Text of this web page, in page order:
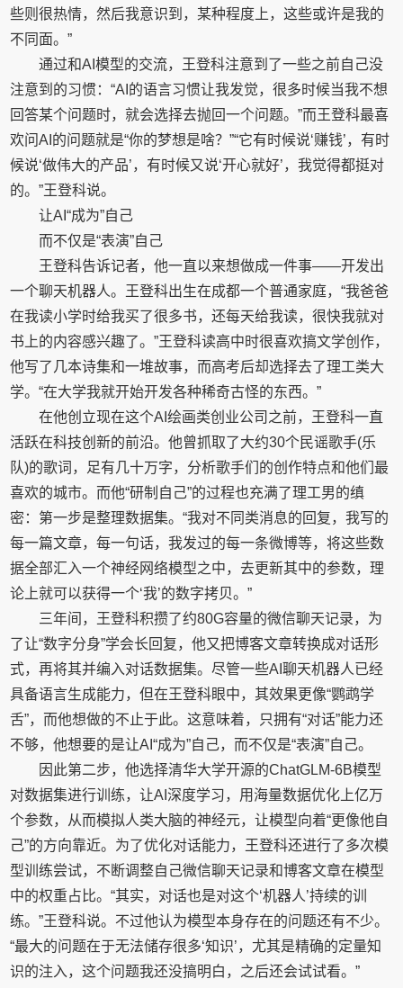
些则很热情，然后我意识到，某种程度上，这些或许是我的
不同面。”
通过和AI模型的交流，王登科注意到了一些之前自己没
注意到的习惯：“AI的语言习惯让我发觉，很多时候当我不想
回答某个问题时，就会选择去抛回一个问题。”而王登科最喜
欢问AI的问题就是“你的梦想是啥？”“它有时候说‘赚钱’，有时
候说‘做伟大的产品’，有时候又说‘开心就好’，我觉得都挺对
的。”王登科说。
让AI“成为”自己
而不仅是“表演”自己
王登科告诉记者，他一直以来想做成一件事——开发出
一个聊天机器人。王登科出生在成都一个普通家庭，“我爸爸
在我读小学时给我买了很多书，还每天给我读，很快我就对
书上的内容感兴趣了。”王登科读高中时很喜欢搞文学创作，
他写了几本诗集和一堆故事，而高考后却选择去了理工类大
学。“在大学我就开始开发各种稀奇古怪的东西。”
在他创立现在这个AI绘画类创业公司之前，王登科一直
活跃在科技创新的前沿。他曾抓取了大约30个民谣歌手(乐
队)的歌词，足有几十万字，分析歌手们的创作特点和他们最
喜欢的城市。而他“研制自己”的过程也充满了理工男的缜
密：第一步是整理数据集。“我对不同类消息的回复，我写的
每一篇文章，每一句话，我发过的每一条微博等，将这些数
据全部汇入一个神经网络模型之中，去更新其中的参数，理
论上就可以获得一个‘我’的数字拷贝。”
三年间，王登科积攒了约80G容量的微信聊天记录，为
了让“数字分身”学会长回复，他又把博客文章转换成对话形
式，再将其并编入对话数据集。尽管一些AI聊天机器人已经
具备语言生成能力，但在王登科眼中，其效果更像“鹦鹉学
舌”，而他想做的不止于此。这意味着，只拥有“对话”能力还
不够，他想要的是让AI“成为”自己，而不仅是“表演”自己。
因此第二步，他选择清华大学开源的ChatGLM-6B模型
对数据集进行训练，让AI深度学习，用海量数据优化上亿万
个参数，从而模拟人类大脑的神经元，让模型向着“更像他自
己”的方向靠近。为了优化对话能力，王登科还进行了多次模
型训练尝试，不断调整自己微信聊天记录和博客文章在模型
中的权重占比。“其实，对话也是对这个‘机器人’持续的训
练。”王登科说。不过他认为模型本身存在的问题还有不少。
“最大的问题在于无法储存很多‘知识’，尤其是精确的定量知
识的注入，这个问题我还没搞明白，之后还会试试看。”